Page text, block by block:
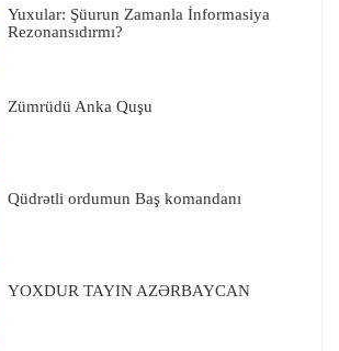
Yuxular: Şüurun Zamanla İnformasiya
Rezonansıdırmı?
Zümrüdü Anka Quşu
Qüdrətli ordumun Baş komandanı
YOXDUR TAYIN AZƏRBAYCAN